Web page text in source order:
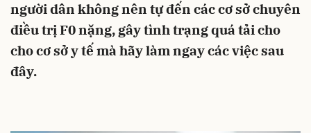
người dân không nên tự đến các cơ sở chuyên
điều trị F0 nặng, gây tình trạng quá tải cho
cho cơ sở y tế mà hãy làm ngay các việc sau
đây.